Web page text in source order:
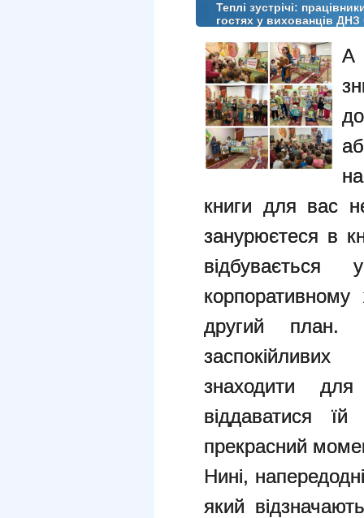
Теплі зустрічі:
гостях у вихованців
А
книги для вас
занурюєтеся в
другий план.
знаходити
віддаватися
прекрасний
Нині,
який